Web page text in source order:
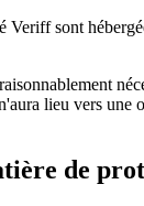
sont
lieu vers une
de